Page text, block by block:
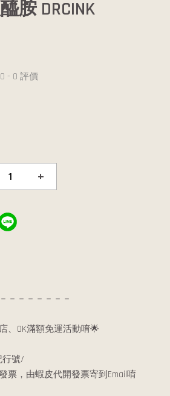
胺 DRCINK
0 - 0 評價
+
－－－－－－－
、OK滿額免運活動唷🌟
行號/
票，由蝦皮代開發票寄到Email唷